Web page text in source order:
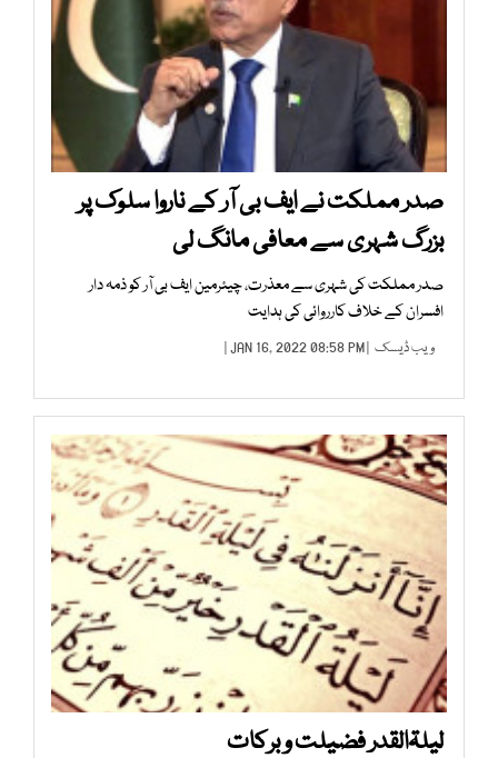
صدر مملکت نے ایف بی آر کے ناروا سلوک پر
بزرگ شہری سے معافی مانگ لی
صدر مملکت کی شہری سے معذرت، چیئرمین ایف بی آر کو ذمہ دار
افسران کے خلاف کارروائی کی ہدایت
ویب ڈیسک | JAN 16, 2022 08:58 PM |
لیلۃالقدر فضیلت و برکات